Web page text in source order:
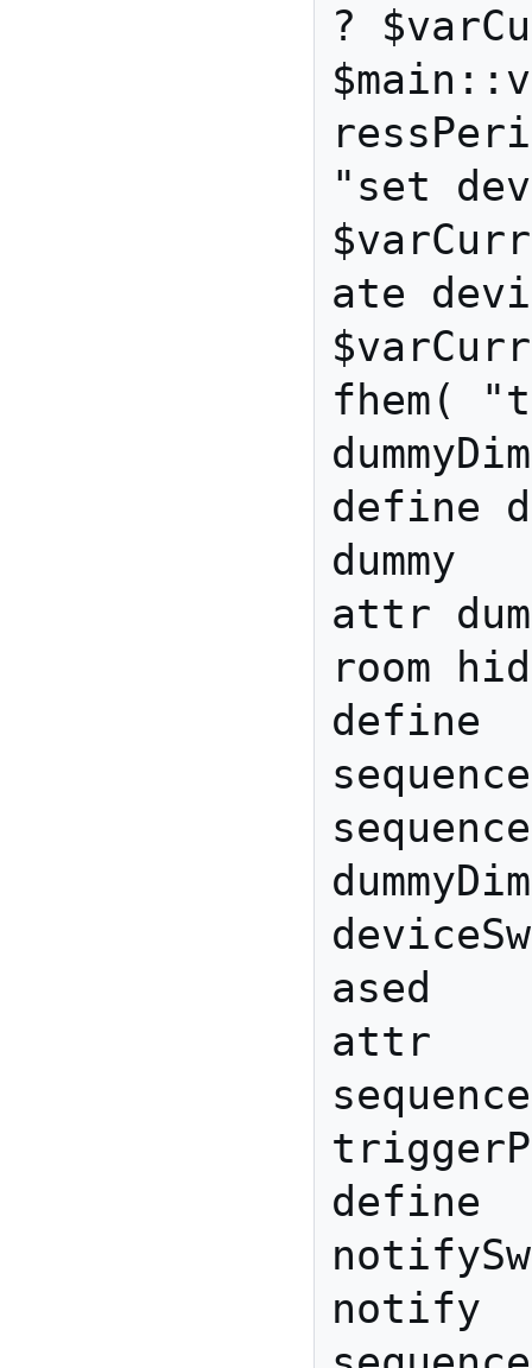
?
"set
ate
fhem(
define
dummy
attr
room
define
sequence
ased
attr
define
notify